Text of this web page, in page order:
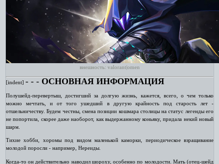
внешность: valorant|omen
[indent] ‑ ‑ ‑ ОСНОВНАЯ ИНФОРМАЦИЯ
Полушейд-перевертыш, достигший за долгую жизнь, кажется, всего, о чем только
можно мечтать, и от того ушедший в другую крайность под старость лет -
отшельничеству. Будем честны, смена позиции кошмара столицы на статус легенды его
не попортила, скорее даже наоборот, как выдержанному коньяку, придала некий новый
шарм.
Тихие хобби, хоромы под видом маленькой каморки, периодическое взращивание
молодой поросли - например, Нереиды.
Когда-то он действительно наводил шороху, особенно по молодости. Мать (отец-шейд